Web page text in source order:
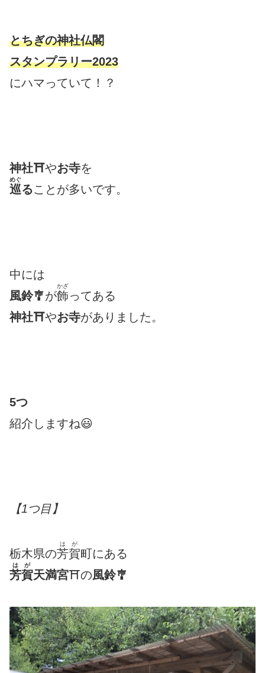
とちぎの神社仏閣
スタンプラリー2023
にハマっていて！？
神社⛩やお寺を
巡
めぐ
ることが多いです。
中には
風鈴🎐が飾
かざ
ってある
神社⛩やお寺がありました。
5つ
紹介しますね😃
【1つ目】
栃木県の芳賀
はが
町にある
芳賀
はが
天満宮⛩の風鈴🎐